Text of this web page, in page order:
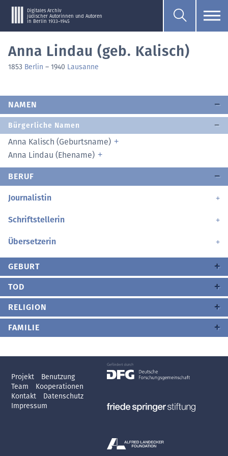
Digitales Archiv
jüdischer Autorinnen und Autoren
in Berlin 1933–1945
Anna Lindau (geb. Kalisch)
1853 Berlin – 1940 Lausanne
NAMEN
Bürgerliche Namen
Anna Kalisch (Geburtsname)
Anna Lindau (Ehename)
BERUF
Journalistin
Schriftstellerin
Übersetzerin
GEBURT
TOD
RELIGION
FAMILIE
Projekt
Benutzung
Team
Kooperationen
Kontakt
Datenschutz
Impressum